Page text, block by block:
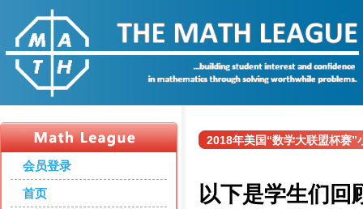
会员登录
首页
2018年美国“数学大联盟杯赛
以下是学生们回